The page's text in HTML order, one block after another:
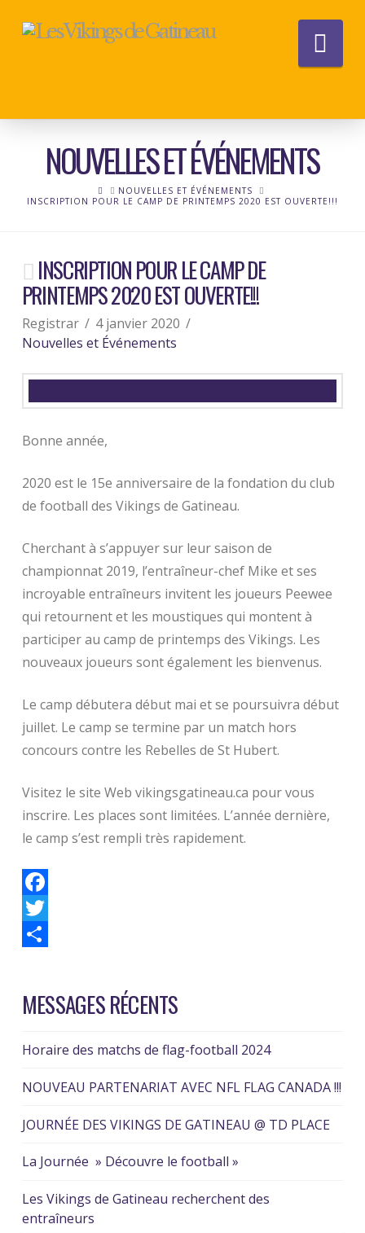
NOUVELLES ET ÉVÉNEMENTS
HOMENOUVELLES ET ÉVÉNEMENTS
INSCRIPTION POUR LE CAMP DE PRINTEMPS 2020 EST OUVERTE!!!
INSCRIPTION POUR LE CAMP DE
PRINTEMPS 2020 EST OUVERTE!!!
Registrar
4 janvier 2020
Nouvelles et Événements
Bonne année,
2020 est le 15e anniversaire de la fondation du club
de football des Vikings de Gatineau.
Cherchant à s’appuyer sur leur saison de
championnat 2019, l’entraîneur-chef Mike et ses
incroyable entraîneurs invitent les joueurs Peewee
qui retournent et les moustiques qui montent à
participer au camp de printemps des Vikings. Les
nouveaux joueurs sont également les bienvenus.
Le camp débutera début mai et se poursuivra début
juillet. Le camp se termine par un match hors
concours contre les Rebelles de St Hubert.
Visitez le site Web vikingsgatineau.ca pour vous
inscrire. Les places sont limitées. L’année dernière,
le camp s’est rempli très rapidement.
Facebook
Twitter
MESSAGES RÉCENTS
Horaire des matchs de flag-football 2024
NOUVEAU PARTENARIAT AVEC NFL FLAG CANADA !!!
JOURNÉE DES VIKINGS DE GATINEAU @ TD PLACE
La Journée » Découvre le football »
Les Vikings de Gatineau recherchent des
entraîneurs